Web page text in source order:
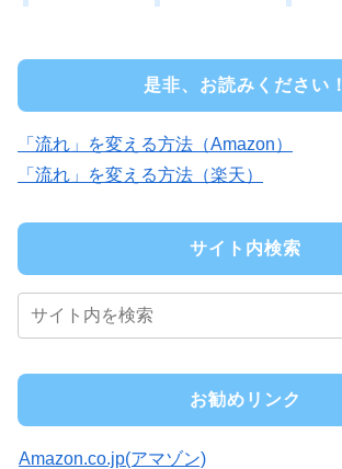
是非、お読みください！
「流れ」を変える方法（Amazon）
「流れ」を変える方法（楽天）
サイト内検索
お勧めリンク
Amazon.co.jp(アマゾン)